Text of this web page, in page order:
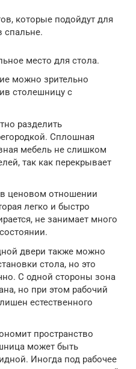
которые подойдут для
спальне.
место для стола.
можно зрительно
столешницу с
разделить
Сплошная
мебель не слишком
так как перекрывает
ценовом отношении
легко и быстро
не занимает много
двери также можно
стола, но это
С одной стороны зона
но при этом рабочий
естественного
пространство
может быть
Иногда под рабочее